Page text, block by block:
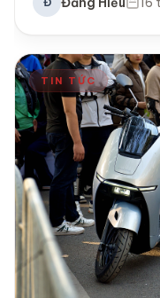
TIN TỨC